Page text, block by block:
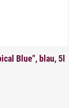
Blue", blau, 5l